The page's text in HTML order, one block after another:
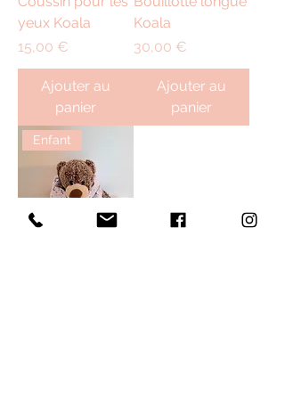
yeux Koala
Prix
15,00 €
Ajouter au
panier
Koala
Prix
30,00 €
Ajouter au
panier
Enfant